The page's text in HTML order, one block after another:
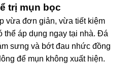
trị mụn bọc
vừa đơn giản, vừa tiết kiệm
thể áp dụng ngay tại nhà. Đá
sưng và bớt đau nhức đồng
để mụn không xuất hiện.